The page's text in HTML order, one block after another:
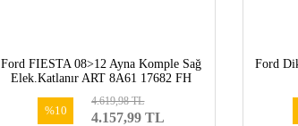
Ford FIESTA 08>12 Ayna Komple Sağ
Elek.Katlanır ART 8A61 17682 FH
%10 4.157,99 TL
4.619,98 TL
Ford